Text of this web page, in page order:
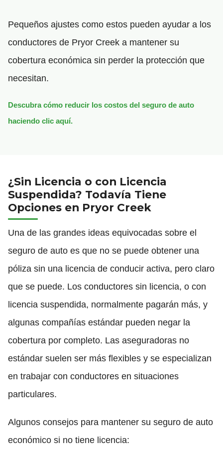
Pequeños ajustes como estos pueden ayudar a los
conductores de Pryor Creek a mantener su
cobertura económica sin perder la protección que
necesitan.
Descubra cómo reducir los costos del seguro de auto
haciendo clic aquí.
¿Sin Licencia o con Licencia
Suspendida? Todavía Tiene
Opciones en Pryor Creek
Una de las grandes ideas equivocadas sobre el
seguro de auto es que no se puede obtener una
póliza sin una licencia de conducir activa, pero claro
que se puede. Los conductores sin licencia, o con
licencia suspendida, normalmente pagarán más, y
algunas compañías estándar pueden negar la
cobertura por completo. Las aseguradoras no
estándar suelen ser más flexibles y se especializan
en trabajar con conductores en situaciones
particulares.
Algunos consejos para mantener su seguro de auto
económico si no tiene licencia: